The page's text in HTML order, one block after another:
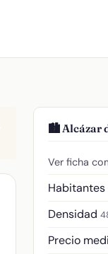
🏙️ Alcázar
Ver ficha
Habitantes
Densidad
Precio